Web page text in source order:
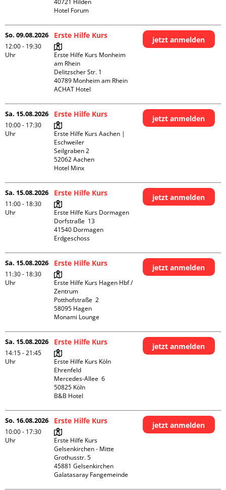
40721 Hilden
Hotel Forum
So. 09.08.2026
12:00 - 19:30
Uhr
Erste Hilfe Kurs
Erste Hilfe Kurs Monheim
am Rhein
Delitzscher Str. 1
40789 Monheim am Rhein
ACHAT Hotel
jetzt anmelden
Sa. 15.08.2026
10:00 - 17:30
Uhr
Erste Hilfe Kurs
Erste Hilfe Kurs Aachen |
Eschweiler
Seilgraben 2
52062 Aachen
Hotel Minx
jetzt anmelden
Sa. 15.08.2026
11:00 - 18:30
Uhr
Erste Hilfe Kurs
Erste Hilfe Kurs Dormagen
Dorfstraße  13
41540 Dormagen
Erdgeschoss
jetzt anmelden
Sa. 15.08.2026
11:30 - 18:30
Uhr
Erste Hilfe Kurs
Erste Hilfe Kurs Hagen Hbf /
Zentrum
Potthofstraße  2
58095 Hagen
Monami Lounge
jetzt anmelden
Sa. 15.08.2026
14:15 - 21:45
Uhr
Erste Hilfe Kurs
Erste Hilfe Kurs Köln
Ehrenfeld
Mercedes-Allee  6
50825 Köln
B&B Hotel
jetzt anmelden
So. 16.08.2026
10:00 - 17:30
Uhr
Erste Hilfe Kurs
Erste Hilfe Kurs
Gelsenkirchen - Mitte
Grothusstr. 5
45881 Gelsenkirchen
Galatasaray Fangemeinde
jetzt anmelden